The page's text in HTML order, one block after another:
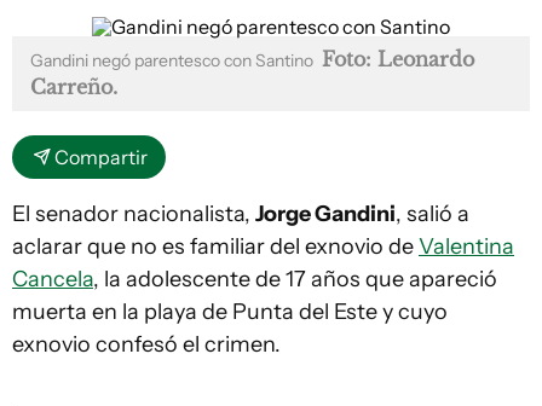
Gandini negó parentesco con Santino Foto: Leonardo
Carreño.
Compartir
El senador nacionalista, Jorge Gandini, salió a
aclarar que no es familiar del exnovio deValentina
Cancela, la adolescente de 17 años que apareció
muerta en la playa de Punta del Este y cuyo
exnovio confesó el crimen.